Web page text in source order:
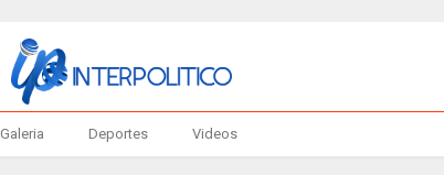
Galeria Deportes Videos